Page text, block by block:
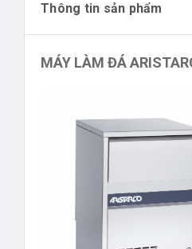
Thông tin sản phẩm
MÁY LÀM ĐÁ